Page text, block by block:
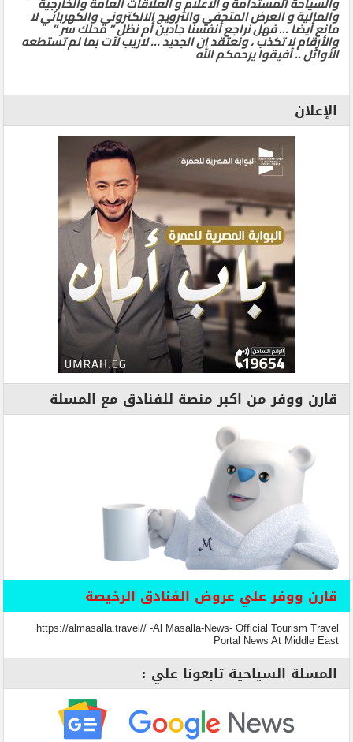
والمالية و العرض المتحفي والترويج الالكتروني والكهربائي لا
مانع أيضا … فهل نراجع أنفسنا جادين أم نظل ” محلك سر ”
والأرقام لا تكذب ، ونعتقد ان الجديد … لاريب لآت بما لم تستطعه
الأوائل .. أفيقوا يرحمكم الله
الإعلان
قارن ووفر من اكبر منصة للفنادق مع المسلة
قارن ووفر علي عروض الفنادق الرخيصة
https://almasalla.travel// -Al Masalla-News- Official Tourism Travel
Portal News At Middle East
المسلة السياحية تابعونا علي :